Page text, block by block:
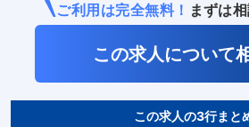
ご利用は完全無料！ まずは
この求人について
この求人の3行まと